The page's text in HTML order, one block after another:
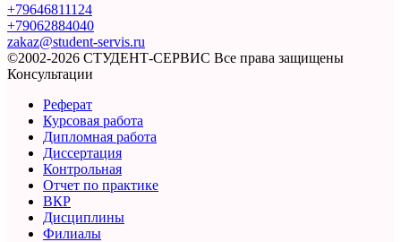
+79646811124
+79062884040
zakaz@student-servis.ru
©2002-2026 СТУДЕНТ-СЕРВИС Все права защищены
Консультации
Реферат
Курсовая работа
Дипломная работа
Диссертация
Контрольная
Отчет по практике
ВКР
Дисциплины
Филиалы